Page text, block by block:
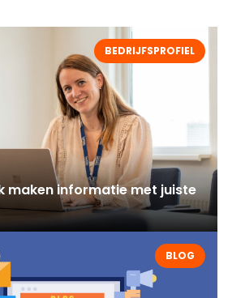
BEDRIJFSPROFIEL
maken informatie met juiste
BLOG